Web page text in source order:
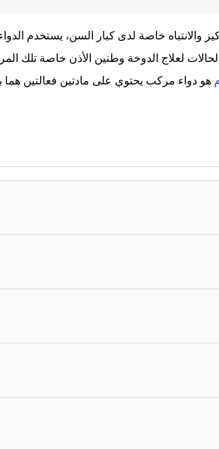
والانتباه خاصة لدى كبار السن، يستخدم
لعلاج الدوخة وطنين الأذن خاصة تلك
هو دواء مركب يحتوي على مادتين فعالتين هما